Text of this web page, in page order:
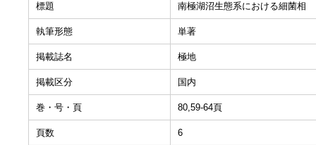
標題 南極湖沼生態系における細菌相
執筆形態 単著
掲載誌名 極地
掲載区分 国内
巻・号・頁 80,59-64頁
頁数 6